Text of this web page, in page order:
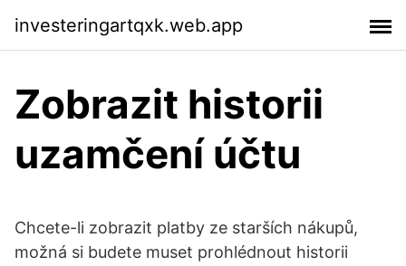
investeringartqxk.web.app
Zobrazit historii
uzamčení účtu
Chcete-li zobrazit platby ze starších nákupů,
možná si budete muset prohlédnout historii